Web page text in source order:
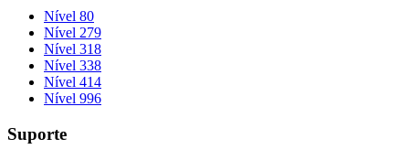
Nível 80
Nível 279
Nível 318
Nível 338
Nível 414
Nível 996
Suporte